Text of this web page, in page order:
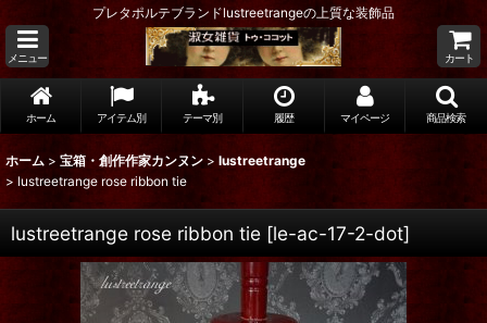
プレタポルテブランドlustreetrangeの上質な装飾品
メニュー カート
ホーム アイテム別 テーマ別 履歴 マイページ 商品検索
ホーム > 宝箱・創作作家カンヌン > lustreetrange
> lustreetrange rose ribbon tie
lustreetrange rose ribbon tie [le-ac-17-2-dot]